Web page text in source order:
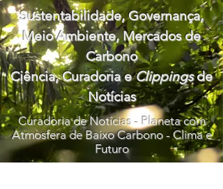
Sustentabilidade, Governança,
Meio Ambiente, Mercados de
Carbono
Ciência, Curadoria eClippingsde
Notícias
Curadoria de Notícias - Planeta com
Atmosfera de Baixo Carbono - Clima e
Futuro